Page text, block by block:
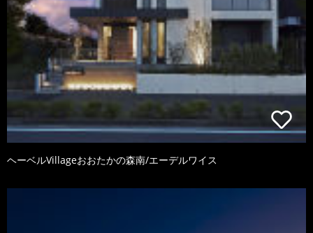
ヘーベルVillageおおたかの森南/エーデルワイス